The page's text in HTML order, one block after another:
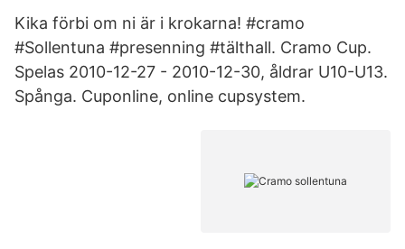
Kika förbi om ni är i krokarna! #cramo
#Sollentuna #presenning #tälthall. Cramo Cup.
Spelas 2010-12-27 - 2010-12-30, åldrar U10-U13.
Spånga. Cuponline, online cupsystem.